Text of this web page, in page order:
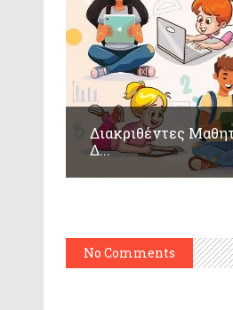
Διακριθέντες
Δ...
No Comments